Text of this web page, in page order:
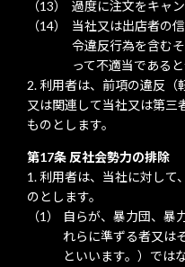
過度に注文をキャ
当社又は出店者の
令違反行為を含む
って不適当である
利用者は、前項の違反（
又は関連して当社又は第三
ものとします。
第17条 反社会勢力の排除
利用者は、当社に対して
のとします。
自らが、暴力団、暴
れらに準ずる者又は
といいます。）では